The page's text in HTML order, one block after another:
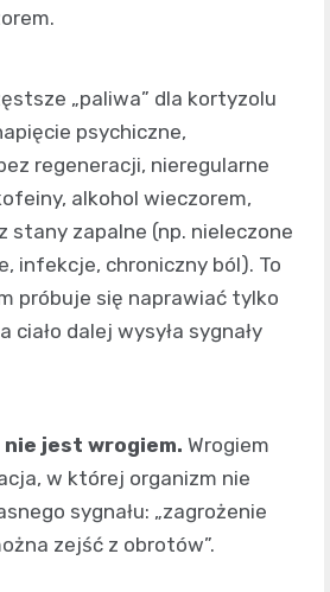
„paliwa” dla kortyzolu
psychiczne,
regeneracji, nieregularne
alkohol wieczorem,
stany zapalne (np. nieleczone
infekcje, chroniczny ból). To
próbuje się naprawiać tylko
ciało dalej wysyła sygnały
jest wrogiem. Wrogiem
w której organizm nie
sygnału: „zagrożenie
zejść z obrotów”.